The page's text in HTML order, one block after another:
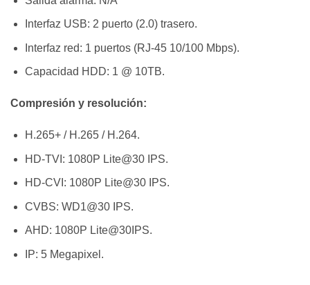
Interfaz USB: 2 puerto (2.0) trasero.
Interfaz red: 1 puertos (RJ-45 10/100 Mbps).
Capacidad HDD: 1 @ 10TB.
Compresión y resolución:
H.265+ / H.265 / H.264.
HD-TVI: 1080P Lite@30 IPS.
HD-CVI: 1080P Lite@30 IPS.
CVBS: WD1@30 IPS.
AHD: 1080P Lite@30IPS.
IP: 5 Megapixel.